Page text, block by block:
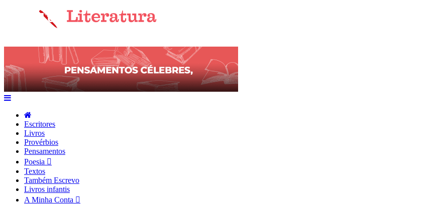
Escritores
Livros
Provérbios
Pensamentos
Poesia
Textos
Também Escrevo
Livros infantis
A Minha Conta